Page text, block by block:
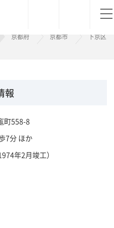
京都府 京都市
下京区
報
町558-8
7分 ほか
年2月竣工）